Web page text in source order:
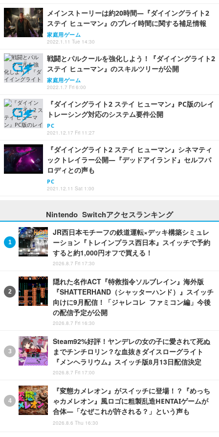
メインストーリーは約20時間―『ダイイングライト2
ステイ ヒューマン』のプレイ時間に関する補足情報
家庭用ゲーム
2022.1.11 Tue 14:30
戦闘とパルクールを強化しよう！『ダイイングライト2
ステイ ヒューマン』のスキルツリーが公開
家庭用ゲーム
2022.1.7 Fri 6:00
『ダイイングライト2 ステイ ヒューマン』PC版のレイ
トレーシング対応のシステム要件公開
PC
2021.12.17 Fri 11:27
『ダイイングライト2 ステイ ヒューマン』シネマティ
ックトレイラー公開―『デッドアイランド』セルフパ
ロディとの声も
PC
2021.12.11 Sat 1:00
Nintendo Switchアクセスランキング
JR西日本モチーフの鉄道運転×デッキ構築シミュレ
ーション『トレインプラス西日本』スイッチで予約
すると約1,000円オフで買える！
2026.8.7 Fri 17:30
隠れた名作ACT『特救指令ソルブレイン』海外版
『SHATTERHAND（シャッターハンド）』スイッチ
向けに9月配信！「ジャレコレ ファミコン編」今後
の配信予定が公開
2026.8.7 Fri 16:30
Steam92%好評！ヤンデレの女の子に愛されて死ぬ
までチンチロリン？な血抜きダイスローグライト
『メンヘラリウム』スイッチ版8月13日配信決定
2026.8.7 Fri 17:00
『変態カメレオン』がスイッチに登場！？『めっち
ゃカメレオン』風ロゴに粗製乱造HENTAIゲームが
合体―「なぜこれが許される？」という声も
2026.8.6 Thu 16:30